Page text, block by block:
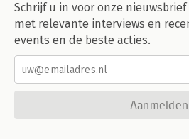
Schrijf u in voor onze
met relevante interviews en
events en de beste acties.
Aanmelden